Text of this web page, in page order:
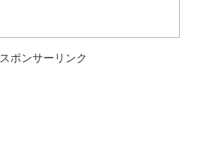
スポンサーリンク